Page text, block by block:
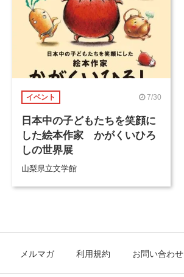
イベント 7/30
日本中の子どもたちを笑顔に
した絵本作家 かがくいひろ
しの世界展
山梨県立文学館
メルマガ 利用規約 お問い合わせ